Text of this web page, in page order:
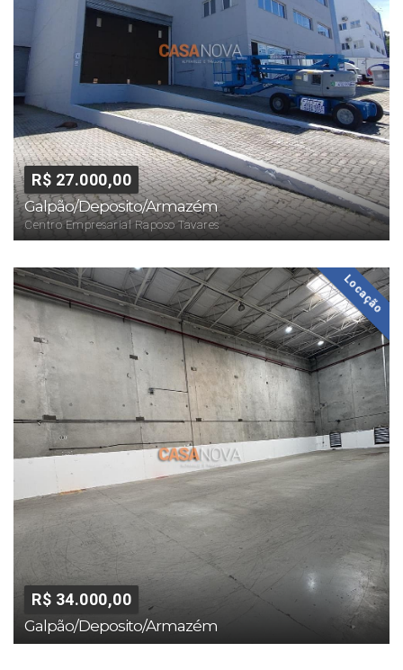
R$ 27.000,00
Galpão/Deposito/Armazém
Centro Empresarial Raposo Tavares
Locação
R$ 34.000,00
Galpão/Deposito/Armazém